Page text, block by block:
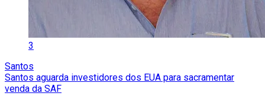
3
Santos
Santos aguarda investidores dos EUA para sacramentar
venda da SAF